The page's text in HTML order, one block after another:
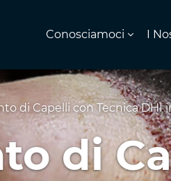
Conosciamoci I
di Capelli con Tecnica DHI
di